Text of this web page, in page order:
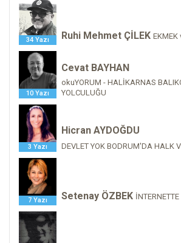
34 Yazı Ruhi Mehmet ÇİLEK EKMEK
10 Yazı
Cevat BAYHAN
okuYORUM - HALİKARNAS
YOLCULUĞU
3 Yazı
Hicran AYDOĞDU
DEVLET YOK BODRUM'DA HALK
7 Yazı Setenay ÖZBEK